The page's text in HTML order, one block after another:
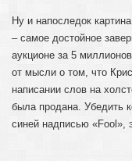
Ну и напоследок
– самое достойное
аукционе за 5
от мысли о том, что
написании слов на
была продана. Убедить
синей надписью «Fool»,